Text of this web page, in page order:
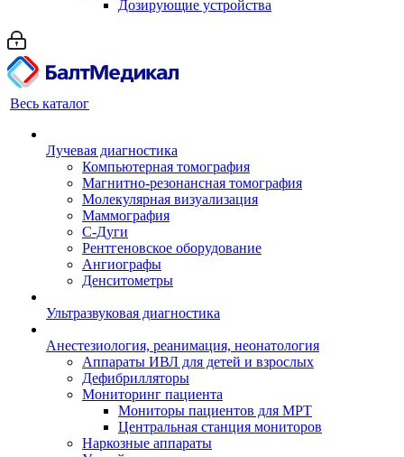
Дозирующие устройства
Весь каталог
Лучевая диагностика
Компьютерная томография
Магнитно-резонансная томография
Молекулярная визуализация
Маммография
С-Дуги
Рентгеновское оборудование
Ангиографы
Денситометры
Ультразвуковая диагностика
Анестезиология, реанимация, неонатология
Аппараты ИВЛ для детей и взрослых
Дефибрилляторы
Мониторинг пациента
Мониторы пациентов для МРТ
Центральная станция мониторов
Наркозные аппараты